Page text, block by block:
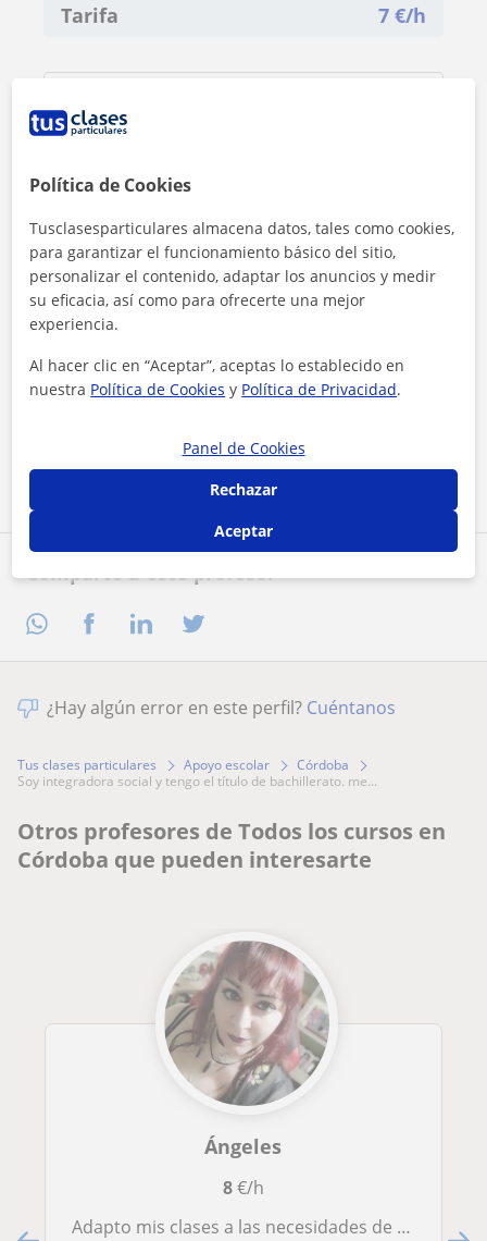
Comparte a este profesor
Tarifa 7 €/h
Al hacer clic, aceptas nuestroaviso legaly deprivacidad
Contactar ahora
¿Hay algún error en este perfil? Cuéntanos
Tus clases particulares Apoyo escolar
Córdoba
soy integradora social y tengo el título de bachillerato. me...
Otros profesores de Todos los cursos en
Córdoba que pueden interesarte
Ángeles
8€/h
Adapto mis clases a las necesidades de cada alumno, centrándome en lo importante para ellos
Política de Cookies
Tusclasesparticulares almacena datos, tales como cookies,
para garantizar el funcionamiento básico del sitio,
personalizar el contenido, adaptar los anuncios y medir
su eficacia, así como para ofrecerte una mejor
experiencia.
Al hacer clic en “Aceptar”, aceptas lo establecido en
nuestra Política de Cookies y Política de Privacidad.
Panel de Cookies
Rechazar
Aceptar